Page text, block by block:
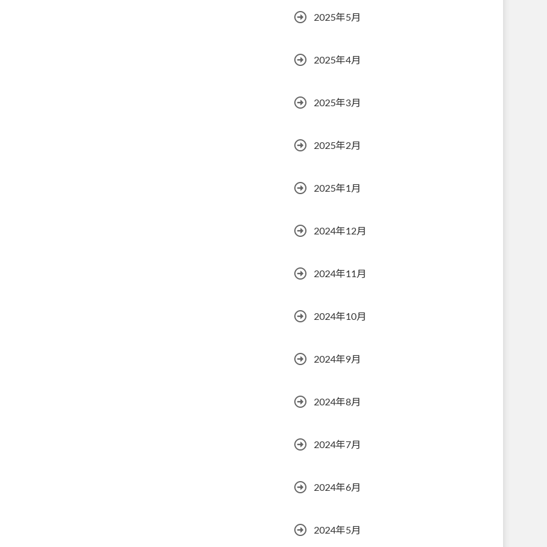
2025年5月
2025年4月
2025年3月
2025年2月
2025年1月
2024年12月
2024年11月
2024年10月
2024年9月
2024年8月
2024年7月
2024年6月
2024年5月